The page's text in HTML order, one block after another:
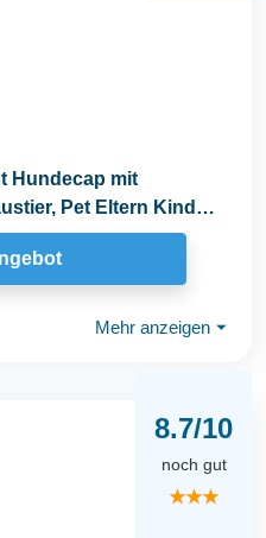
Hundecap mit
Pet Eltern Kind
Mehr anzeigen ⏷
8.7/10
noch gut
★★★